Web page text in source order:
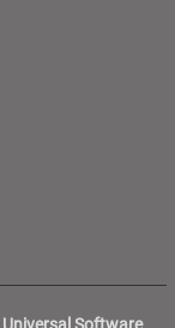
Universal Software.